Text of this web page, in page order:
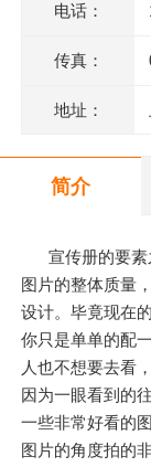
电话：
传真：
地址：
简介
宣传册的要
图片的整体质量
设计。毕竟现在
你只是单单的配
人也不想要去看
因为一眼看到的
一些非常好看的
图片的角度拍的